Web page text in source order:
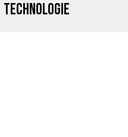
Technologie